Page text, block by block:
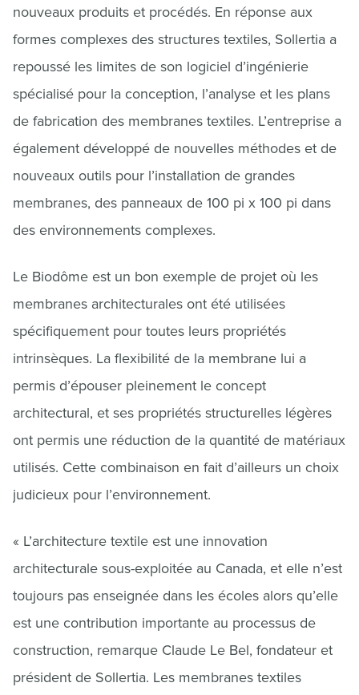
nouveaux produits et procédés. En réponse aux
formes complexes des structures textiles, Sollertia a
repoussé les limites de son logiciel d’ingénierie
spécialisé pour la conception, l’analyse et les plans
de fabrication des membranes textiles. L’entreprise a
également développé de nouvelles méthodes et de
nouveaux outils pour l’installation de grandes
membranes, des panneaux de 100 pi x 100 pi dans
des environnements complexes.
Le Biodôme est un bon exemple de projet où les
membranes architecturales ont été utilisées
spécifiquement pour toutes leurs propriétés
intrinsèques. La flexibilité de la membrane lui a
permis d’épouser pleinement le concept
architectural, et ses propriétés structurelles légères
ont permis une réduction de la quantité de matériaux
utilisés. Cette combinaison en fait d’ailleurs un choix
judicieux pour l’environnement.
« L’architecture textile est une innovation
architecturale sous-exploitée au Canada, et elle n’est
toujours pas enseignée dans les écoles alors qu’elle
est une contribution importante au processus de
construction, remarque Claude Le Bel, fondateur et
président de Sollertia. Les membranes textiles